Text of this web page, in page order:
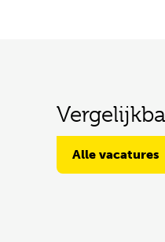
Alle vacatures